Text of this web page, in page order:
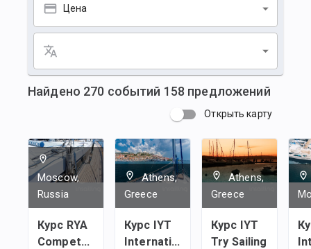
Цена
Найдено 270 событий 158 предложений
Открыть карту
Moscow,
Russia
Курс RYA
Competent
Athens,
Greece
Курс IYT
International
Athens,
Greece
Курс IYT
Try Sailing